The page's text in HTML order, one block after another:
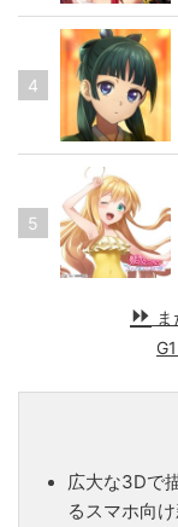
4
5
広大な3Dで
るスマホ向